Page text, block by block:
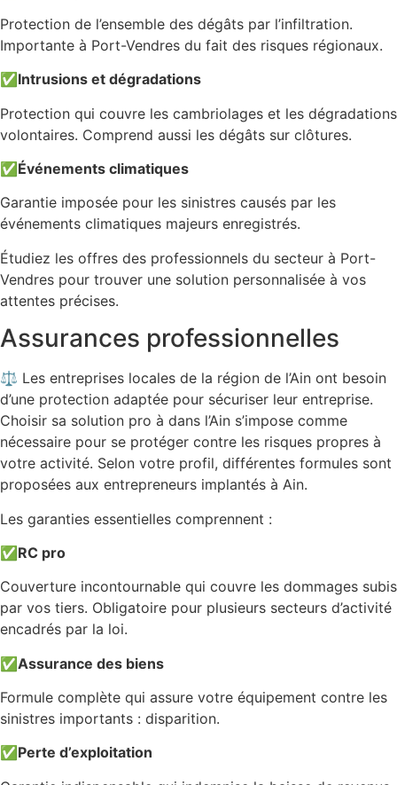
Protection de l’ensemble des dégâts par l’infiltration.
Importante à Port-Vendres du fait des risques régionaux.
✅ Intrusions et dégradations
Protection qui couvre les cambriolages et les dégradations
volontaires. Comprend aussi les dégâts sur clôtures.
✅Événements climatiques
Garantie imposée pour les sinistres causés par les
événements climatiques majeurs enregistrés.
Étudiez les offres des professionnels du secteur à Port-
Vendres pour trouver une solution personnalisée à vos
attentes précises.
Assurances professionnelles
⚖️ Les entreprises locales de la région de l’Ain ont besoin
d’une protection adaptée pour sécuriser leur entreprise.
Choisir sa solution pro à dans l’Ain s’impose comme
nécessaire pour se protéger contre les risques propres à
votre activité. Selon votre profil, différentes formules sont
proposées aux entrepreneurs implantés à Ain.
Les garanties essentielles comprennent :
✅RC pro
Couverture incontournable qui couvre les dommages subis
par vos tiers. Obligatoire pour plusieurs secteurs d’activité
encadrés par la loi.
✅Assurance des biens
Formule complète qui assure votre équipement contre les
sinistres importants : disparition.
✅ Perte d’exploitation